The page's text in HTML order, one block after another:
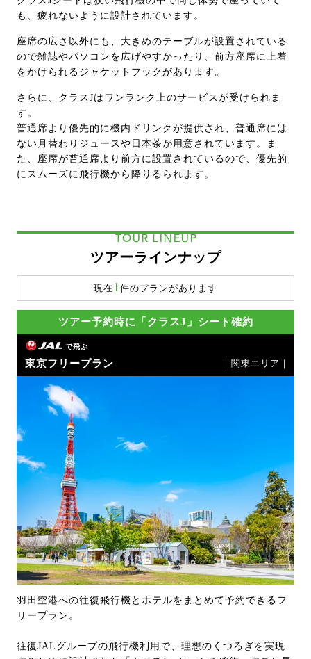
も、疲れないように設計されています。
座席の広さ以外にも、大きめのテーブルが設置されている
ので雑誌やパソコンを広げやすかったり、前方座席に上着
をかけられるジャケットフックがあります。
さらに、クラスJはワンランク上のサービスが受けられま
す。
普通席より優先的に機内ドリンクが提供され、普通席には
ない月替わりジュースや日本茶が用意されています。ま
た、座席が普通席より前方に設置されているので、優先的
にスムーズに飛行機から降りるられます。
TOUR LINEUP
ツアーラインナップ
現在1 件のプランがあります
ツアー予約時に「クラスJ」シート確約
で飛ぶ
東京フリープラン ｜関東エリア｜
羽田空港への往復飛行機とホテルをまとめて予約できるフ
リープラン。
往復JALグループの飛行機利用で、理想のくつろぎを実現